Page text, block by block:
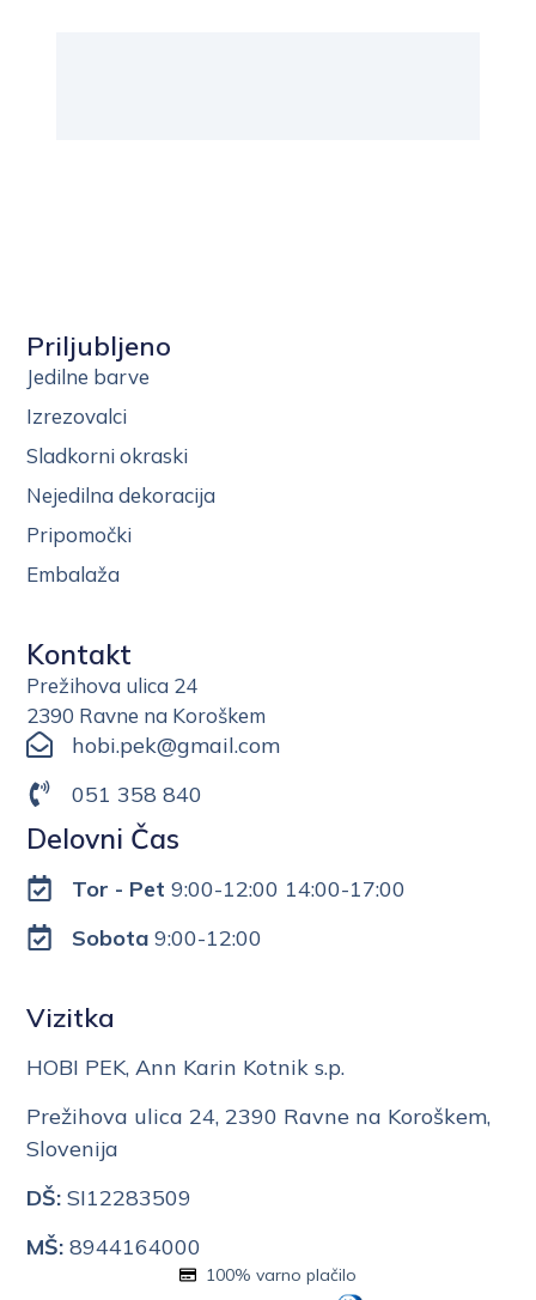
Priljubljeno
Jedilne barve
Izrezovalci
Sladkorni okraski
Nejedilna dekoracija
Pripomočki
Embalaža
Kontakt
Prežihova ulica 24
2390 Ravne na Koroškem
hobi.pek@gmail.com
051 358 840
Delovni Čas
Tor - Pet 9:00-12:00 14:00-17:00
Sobota9:00-12:00
Vizitka
HOBI PEK, Ann Karin Kotnik s.p.
Prežihova ulica 24, 2390 Ravne na Koroškem,
Slovenija
DŠ: SI12283509
MŠ: 8944164000
100% varno plačilo